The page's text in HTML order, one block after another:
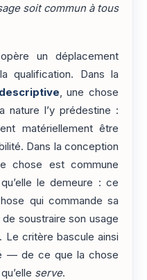
soit commun à tous
un déplacement
qualification. Dans la
descriptive, une chose
nature l’y prédestine :
matériellement être
Dans la conception
chose est commune
le demeure : ce
qui commande sa
soustraire son usage
Le critère bascule ainsi
— de ce que la chose
serve.